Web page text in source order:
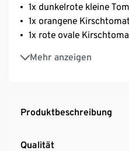
1x dunkelrote kleine
1x orangene
1x rote ovale
Mehr anzeigen
1x gelbe Kirschtomate
Höhe bei Lieferung je
Produktbeschreibung
Qualität